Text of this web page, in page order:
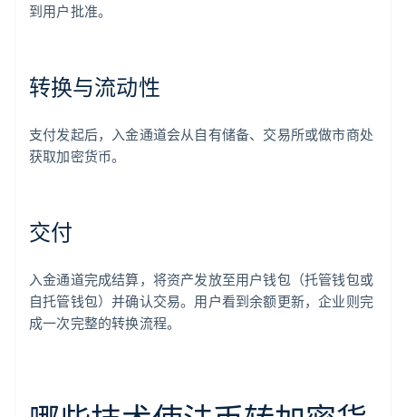
到用户批准。
转换与流动性
支付发起后，入金通道会从自有储备、交易所或做市商处
获取加密货币。
交付
入金通道完成结算，将资产发放至用户钱包（托管钱包或
自托管钱包）并确认交易。用户看到余额更新，企业则完
成一次完整的转换流程。